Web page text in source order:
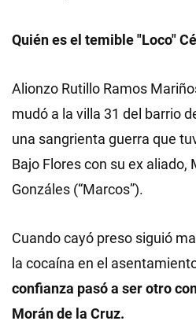
Quién es el temible "Loco"
Alionzo Rutillo Ramos
mudó a la villa 31 del barrio
una sangrienta guerra que
Bajo Flores con su ex aliado,
Gonzáles (“Marcos”).
Cuando cayó preso siguió
la cocaína en el
confianza pasó a ser otro
Morán de la Cruz.